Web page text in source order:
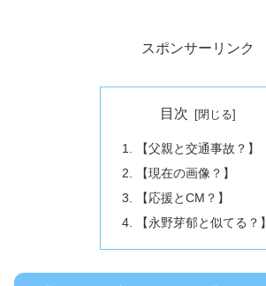
スポンサーリンク
目次
【父親と交通事故？】
【現在の画像？】
【応援とCM？】
【永野芽郁と似てる？】